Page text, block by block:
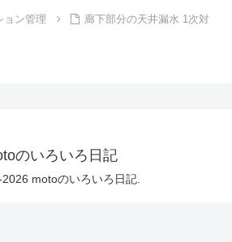
ョン管理
廊下部分の天井漏水 1次対
のいろいろ日記
motoのいろいろ日記.